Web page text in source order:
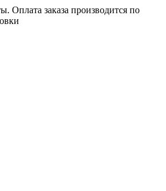
Оплата заказа производится по